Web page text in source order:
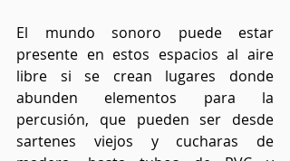
El mundo sonoro puede estar
presente en estos espacios al aire
libre si se crean lugares donde
abunden elementos para la
percusión, que pueden ser desde
sartenes viejos y cucharas de